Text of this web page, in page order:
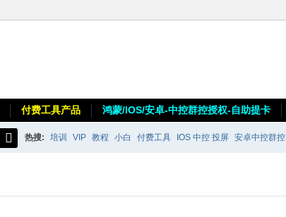
付费工具产品 鸿蒙/IOS/安卓-中控群控授权-自助提卡
热搜: 培训 VIP 教程 小白 付费工具 IOS 中控 投屏 安卓中控群控